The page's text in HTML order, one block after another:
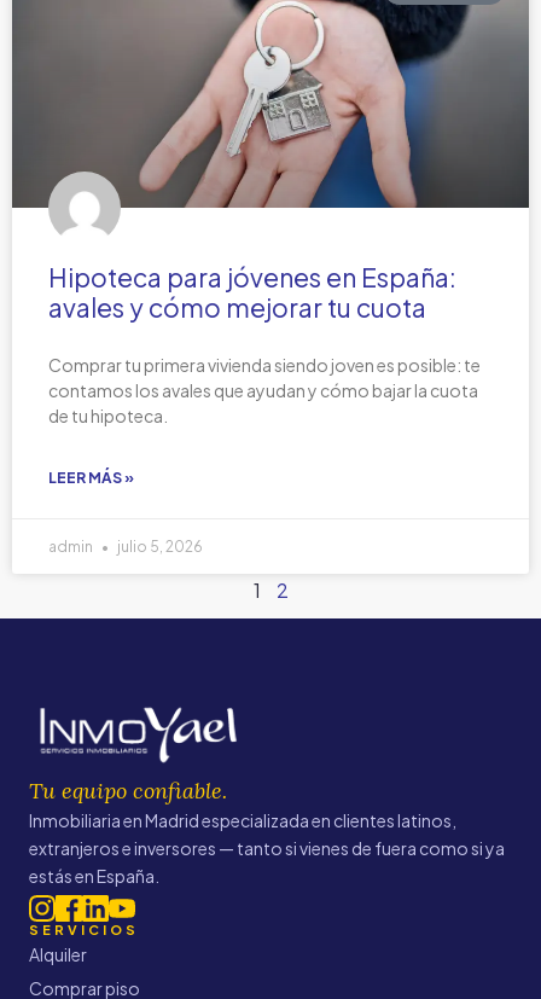
Hipoteca para jóvenes en España:
avales y cómo mejorar tu cuota
Comprar tu primera vivienda siendo joven es posible: te
contamos los avales que ayudan y cómo bajar la cuota
de tu hipoteca.
LEER MÁS »
admin julio 5, 2026
1 2
Tu equipo confiable.
Inmobiliaria en Madrid especializada en clientes latinos,
extranjeros e inversores — tanto si vienes de fuera como si ya
estás en España.
SERVICIOS
Alquiler
Comprar piso